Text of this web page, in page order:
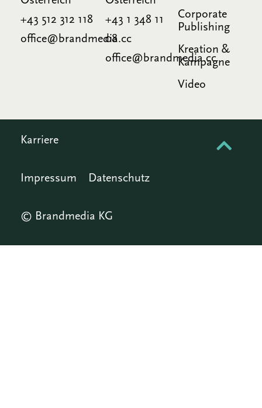
+43 512 312 118
office@brandmedia.cc
+43 1 348 11
08
office@brandmedia.cc
Corporate
Publishing
Kreation &
Kampagne
Video
Karriere
Impressum Datenschutz
© Brandmedia KG